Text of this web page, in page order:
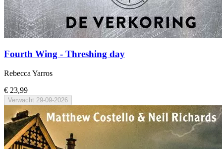
Fourth Wing - Threshing day
Rebecca Yarros
€ 23,99
Verwacht 29-09-2026